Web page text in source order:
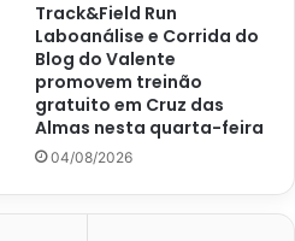
Track&Field Run
Laboanálise e Corrida do
Blog do Valente
promovem treinão
gratuito em Cruz das
Almas nesta quarta-feira
04/08/2026